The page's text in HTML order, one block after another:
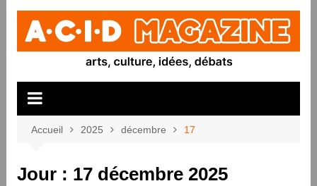
Aller
contenu
Accueil 2025 décembre 17
Jour : 17 décembre 2025